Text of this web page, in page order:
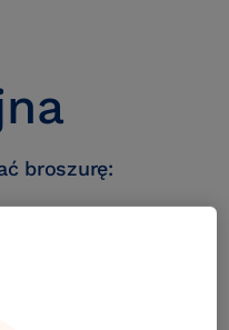
broszurę: